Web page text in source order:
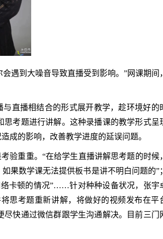
遇到大噪音导致直播受到影响。”网课期间，
直播相结合的形式展开教学，趁环境好的
考题进行讲解。这种录播课的教学形式呈
成的影响，改善教学进度的延误问题。
验重重。“在给学生直播讲解思考题的时候，
数学课无法提供板书是讲不明白问题的”；
卡顿的情况”……针对种种设备状况，张宇
思考题重新讲解，将做好的视频发布在平
尽快通过微信群跟学生沟通解决。目前三门